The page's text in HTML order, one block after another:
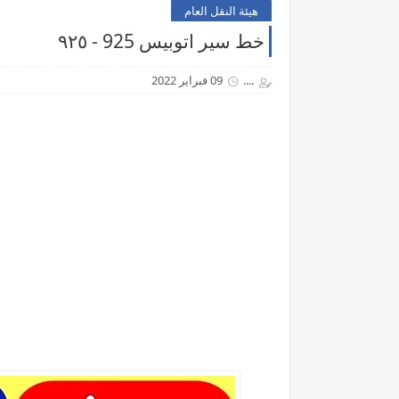
هيئة النقل العام
خط سير اتوبيس 925 - ٩٢٥
.... 09 فبراير 2022